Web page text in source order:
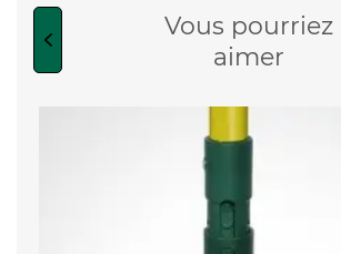
Vous pourriez
aimer